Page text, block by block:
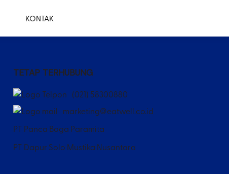
KONTAK
TETAP TERHUBUNG
(021) 58300880
marketing@eatwell.co.id
PT Panca Boga Paramita
PT Dapur Solo Mustika Nusantara